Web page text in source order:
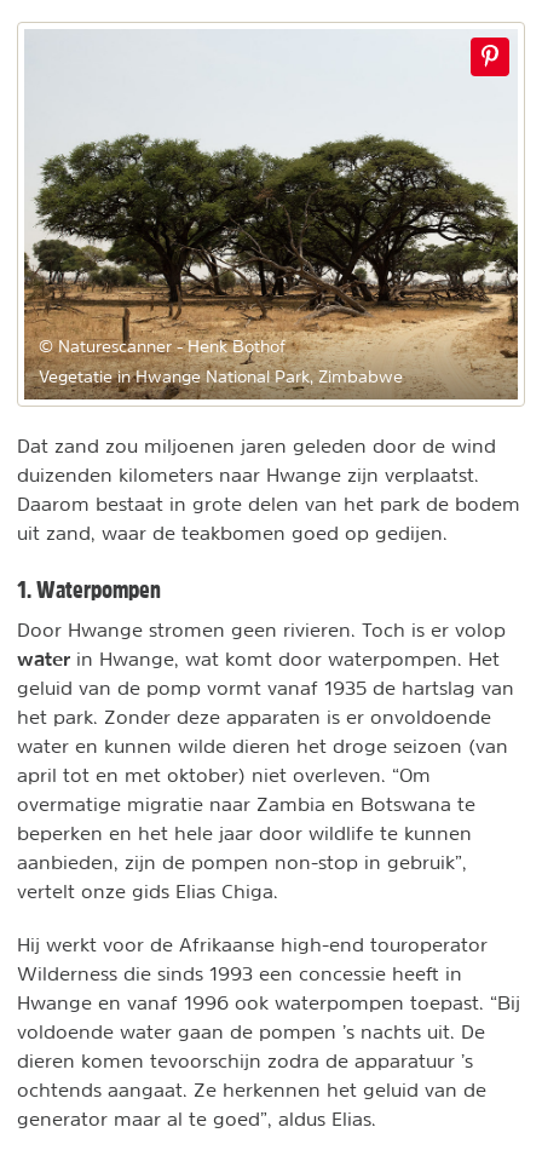
© Naturescanner - Henk Bothof
Vegetatie in Hwange National Park, Zimbabwe
Dat zand zou miljoenen jaren geleden door de wind
duizenden kilometers naar Hwange zijn verplaatst.
Daarom bestaat in grote delen van het park de bodem
uit zand, waar de teakbomen goed op gedijen.
1. Waterpompen
Door Hwange stromen geen rivieren. Toch is er volop
water in Hwange, wat komt door waterpompen. Het
geluid van de pomp vormt vanaf 1935 de hartslag van
het park. Zonder deze apparaten is er onvoldoende
water en kunnen wilde dieren het droge seizoen (van
april tot en met oktober) niet overleven. “Om
overmatige migratie naar Zambia en Botswana te
beperken en het hele jaar door wildlife te kunnen
aanbieden, zijn de pompen non-stop in gebruik”,
vertelt onze gids Elias Chiga.
Hij werkt voor de Afrikaanse high-end touroperator
Wilderness die sinds 1993 een concessie heeft in
Hwange en vanaf 1996 ook waterpompen toepast. “Bij
voldoende water gaan de pompen ’s nachts uit. De
dieren komen tevoorschijn zodra de apparatuur ’s
ochtends aangaat. Ze herkennen het geluid van de
generator maar al te goed”, aldus Elias.